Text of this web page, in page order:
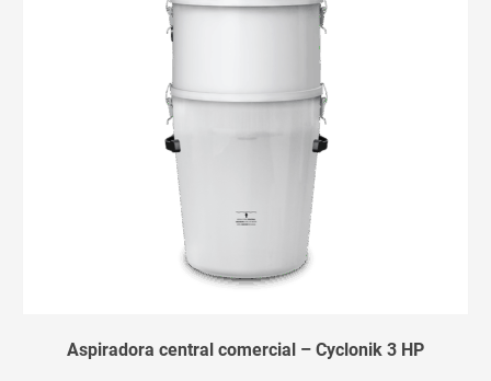
Aspiradora central comercial – Cyclonik 3 HP